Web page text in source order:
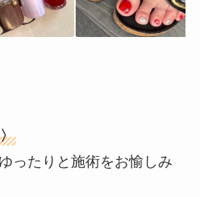
ったりと施術をお愉しみ